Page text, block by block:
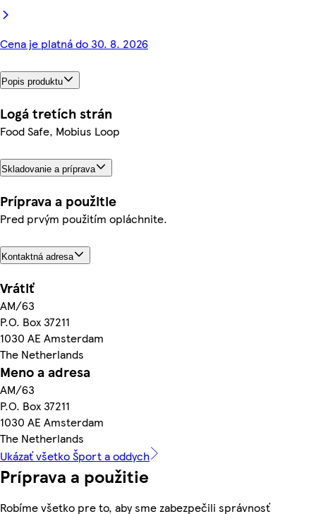
Cena je platná do 30. 8. 2026
Popis produktu
Logá tretích strán
Food Safe, Mobius Loop
Skladovanie a príprava
Príprava a použitie
Pred prvým použitím opláchnite.
Kontaktná adresa
Vrátiť
AM/63
P.O. Box 37211
1030 AE Amsterdam
The Netherlands
Meno a adresa
AM/63
P.O. Box 37211
1030 AE Amsterdam
The Netherlands
Ukázať všetko Šport a oddych
Príprava a použitie
Robíme všetko pre to, aby sme zabezpečili správnosť